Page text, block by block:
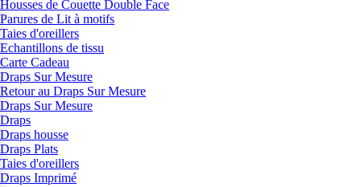
Housses de Couette Double Face
Parures de Lit à motifs
Taies d'oreillers
Echantillons de tissu
Carte Cadeau
Draps Sur Mesure
Retour au Draps Sur Mesure
Draps Sur Mesure
Draps
Draps housse
Draps Plats
Taies d'oreillers
Draps Imprimé